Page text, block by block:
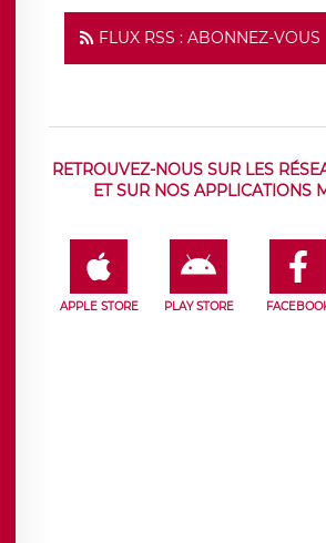
FLUX RSS : ABONNEZ-VOUS
RETROUVEZ-NOUS SUR LES
ET SUR NOS APPLICATIONS
APPLE STORE PLAY STORE